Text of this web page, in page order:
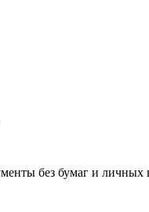
без бумаг и личных